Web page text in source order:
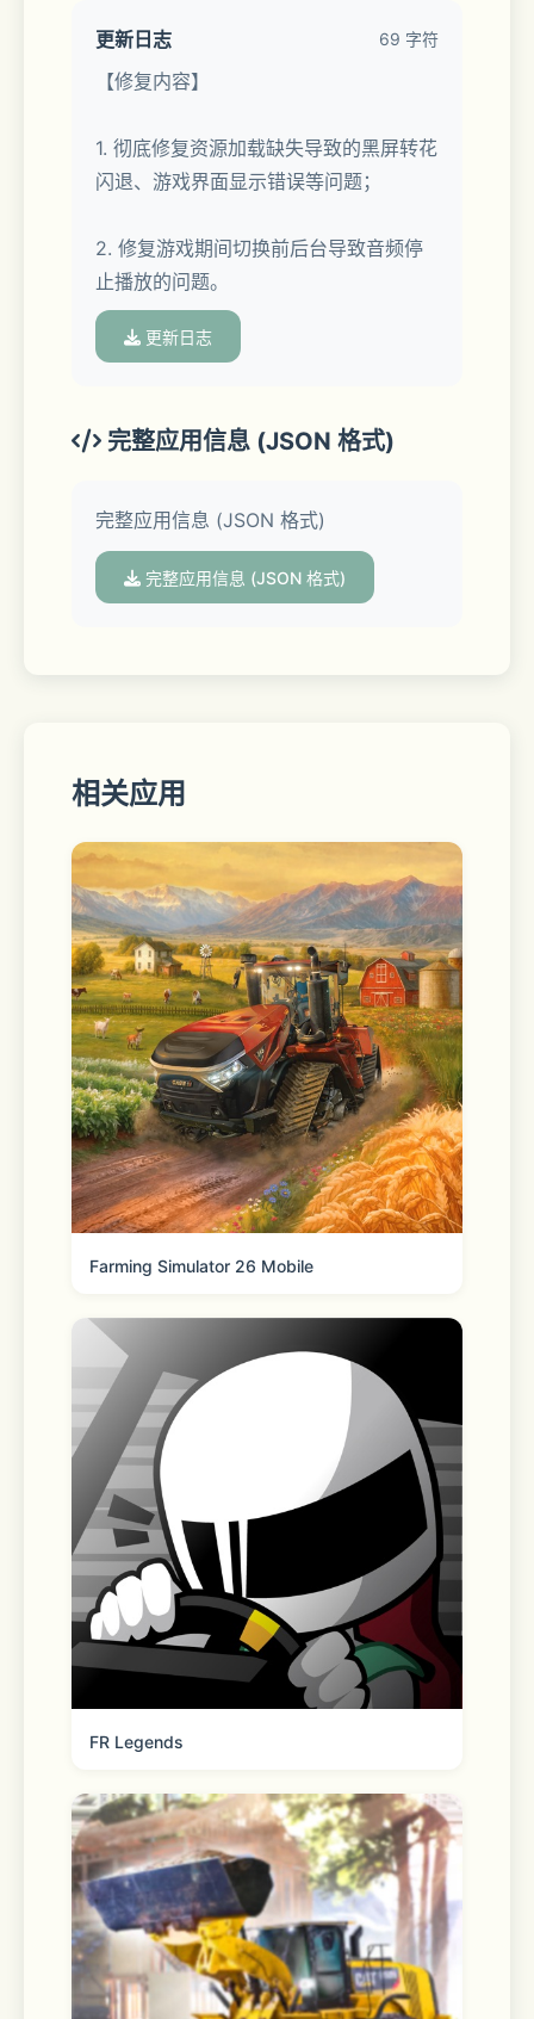
唯美日式风情，精致和风画面。众多一线
画师精心绘制海量立绘，更有丰富精美的
3.【豪华声优阵容，演绎视听盛宴】
角色台词彰显个性，声控福利不容错过！
时代和地图的变化，玩家可以收集刀剑男
士之间的回想，从中一窥过往与曾经。
5.【轻松休闲玩法，随心玩转掌指】
简单轻松操作，有爱的游戏体验。
战斗系统轻松易上手，刀剑锻造育成十分
简单。收集资源，获得经验！随时培养属
于你的最强刀剑部队！
能体验到与刀剑男士朝夕相处的真实感。
更新日志 69 字符
【修复内容】
1. 彻底修复资源加载缺失导致的黑屏转花
闪退、游戏界面显示错误等问题；
2. 修复游戏期间切换前后台导致音频停
止播放的问题。
更新日志
完整应用信息 (JSON 格式)
完整应用信息 (JSON 格式)
完整应用信息 (JSON 格式)
相关应用
Farming Simulator 26 Mobile
FR Legends